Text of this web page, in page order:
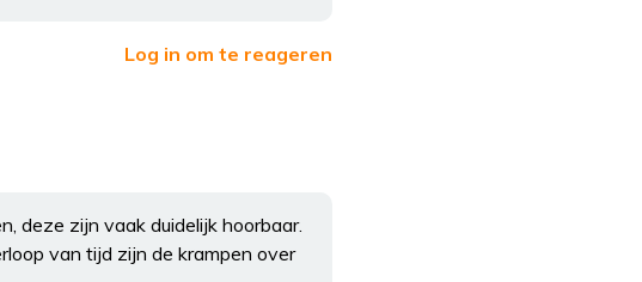
Log in om te reageren
deze zijn vaak duidelijk hoorbaar.
van tijd zijn de krampen over